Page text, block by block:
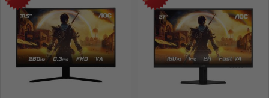
23.8 inch Full HD (1920×1080) sử dụng tấm nền
IPS tiêu chuẩn. Công nghệ IPS mang đến góc nhìn
cực rộng lên đến 178 độ, đảm bảo màu sắc và độ
tương phản không thay đổi dù bạn ngồi ở bất kỳ vị
trí nào. Màn hình chống lóa (Matte) giúp giảm
thiểu phản xạ ánh sáng, bảo vệ mắt trong suốt thời